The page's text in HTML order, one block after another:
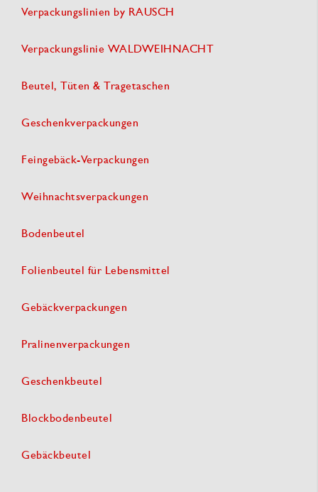
Verpackungslinien by RAUSCH
Verpackungslinie WALDWEIHNACHT
Beutel, Tüten & Tragetaschen
Geschenkverpackungen
Feingebäck-Verpackungen
Weihnachtsverpackungen
Bodenbeutel
Folienbeutel für Lebensmittel
Gebäckverpackungen
Pralinenverpackungen
Geschenkbeutel
Blockbodenbeutel
Gebäckbeutel